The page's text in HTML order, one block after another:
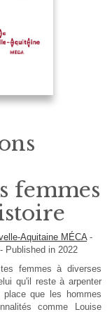
femmes
Aquitaine MÉCA -
- Published in 2022
femmes à diverses
qu'il reste à arpenter
que les hommes
comme Louise